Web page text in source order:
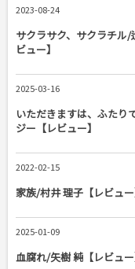
2023-08-24
サクラサク、サクラチル/
ビュー】
2025-03-16
いただきますは、ふたり
ジー【レビュー】
2022-02-15
家族/村井 理子【レビュー
2025-01-09
血腐れ/矢樹 純【レビュー